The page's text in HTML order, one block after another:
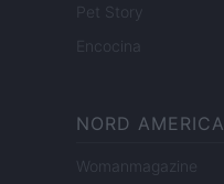
Pet Story
Encocina
NORD AMERICA
Womanmagazine